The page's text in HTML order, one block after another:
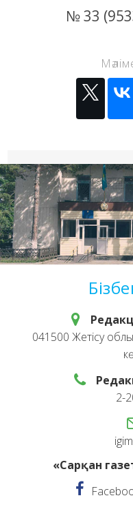
№ 33
041500 Жетісу
2-
«Сарқан